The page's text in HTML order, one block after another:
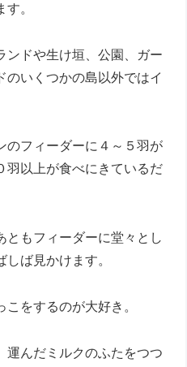
。
ンドや生け垣、公園、ガー
のいくつかの島以外ではイ
のフィーダーに４～５羽が
羽以上が食べにきているだ
ともフィーダーに堂々とし
ば見かけます。
をするのが大好き。
運んだミルクのふたをつつ